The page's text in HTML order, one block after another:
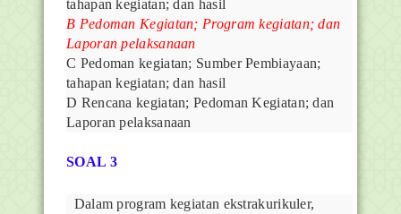
tahapan kegiatan; dan hasil
B Pedoman Kegiatan; Program kegiatan; dan
Laporan pelaksanaan
C Pedoman kegiatan; Sumber Pembiayaan;
tahapan kegiatan; dan hasil
D Rencana kegiatan; Pedoman Kegiatan; dan
Laporan pelaksanaan
SOAL 3
Dalam program kegiatan ekstrakurikuler,